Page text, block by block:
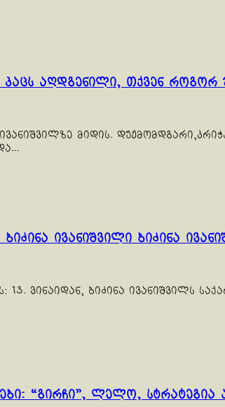
კაცს აღდგენილი, თქვენ
მიდის.
ივანიშვილი ბიძინა
13. ვინაიდან, ბიძინა ივანიშვილს
“გირჩი”, ლელო, სტრატეგია